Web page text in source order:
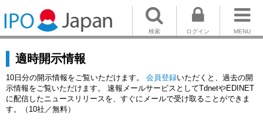
MENU
ログイン
検索
適時開示情報
10日分の開示情報をご覧いただけます。 会員登録いただくと、過去の開
示情報をご覧いただけます。 速報メールサービスとしてTdnetやEDINET
に配信したニュースリリースを、すぐにメールで受け取ることができま
す。（10社／無料）